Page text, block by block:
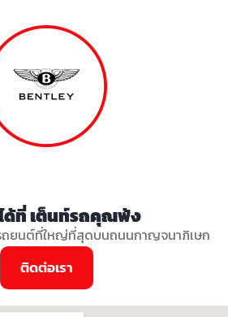
ด้ที่ เต็นท์รถคุณพ้ง
ถยนต์ที่ใหญ่ที่สุดบนถนนกาญจนาภิเษก
ติดต่อเรา